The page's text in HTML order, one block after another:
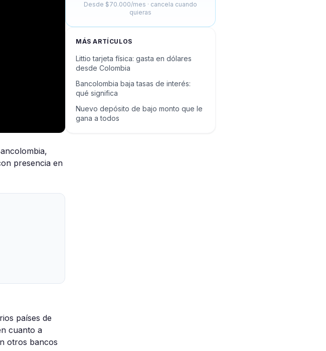
presencia en
países de
cuanto a
otros bancos
Desde $70.000/mes · cancela cuando
quieras
MÁS ARTÍCULOS
Littio tarjeta física: gasta en dólares
desde Colombia
Bancolombia baja tasas de interés:
qué significa
Nuevo depósito de bajo monto que le
gana a todos